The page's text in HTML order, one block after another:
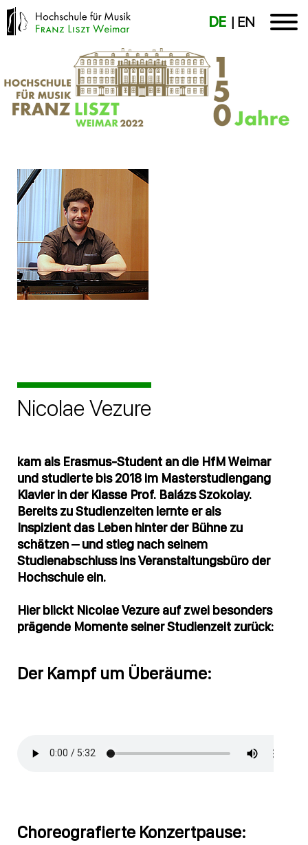
DE EN
Nicolae Vezure
kam als Erasmus-Student an die HfM Weimar
und studierte bis 2018 im Masterstudiengang
Klavier in der Klasse Prof. Balázs Szokolay.
Bereits zu Studienzeiten lernte er als
Inspizient das Leben hinter der Bühne zu
schätzen – und stieg nach seinem
Studienabschluss ins Veranstaltungsbüro der
Hochschule ein.
Hier blickt Nicolae Vezure auf zwei besonders
prägende Momente seiner Studienzeit zurück:
Der Kampf um Überäume:
Choreografierte Konzertpause: